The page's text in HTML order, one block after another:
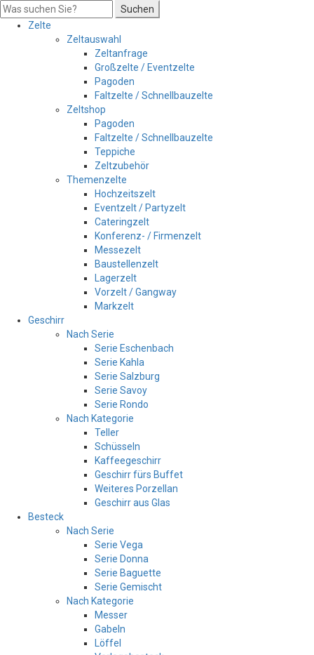
Suchen
Zelte
Zeltauswahl
Zeltanfrage
Großzelte / Eventzelte
Pagoden
Faltzelte / Schnellbauzelte
Zeltshop
Pagoden
Faltzelte / Schnellbauzelte
Teppiche
Zeltzubehör
Themenzelte
Hochzeitszelt
Eventzelt / Partyzelt
Cateringzelt
Konferenz- / Firmenzelt
Messezelt
Baustellenzelt
Lagerzelt
Vorzelt / Gangway
Markzelt
Geschirr
Nach Serie
Serie Eschenbach
Serie Kahla
Serie Salzburg
Serie Savoy
Serie Rondo
Nach Kategorie
Teller
Schüsseln
Kaffeegeschirr
Geschirr fürs Buffet
Weiteres Porzellan
Geschirr aus Glas
Besteck
Nach Serie
Serie Vega
Serie Donna
Serie Baguette
Serie Gemischt
Nach Kategorie
Messer
Gabeln
Löffel